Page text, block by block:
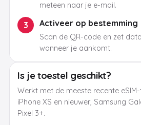
meteen naar je e-mail.
3 Activeer op bestemming
Scan de QR-code en zet
wanneer je aankomt.
Is je toestel geschikt?
Werkt met de meeste recente
iPhone XS en nieuwer, Samsung
Pixel 3+.